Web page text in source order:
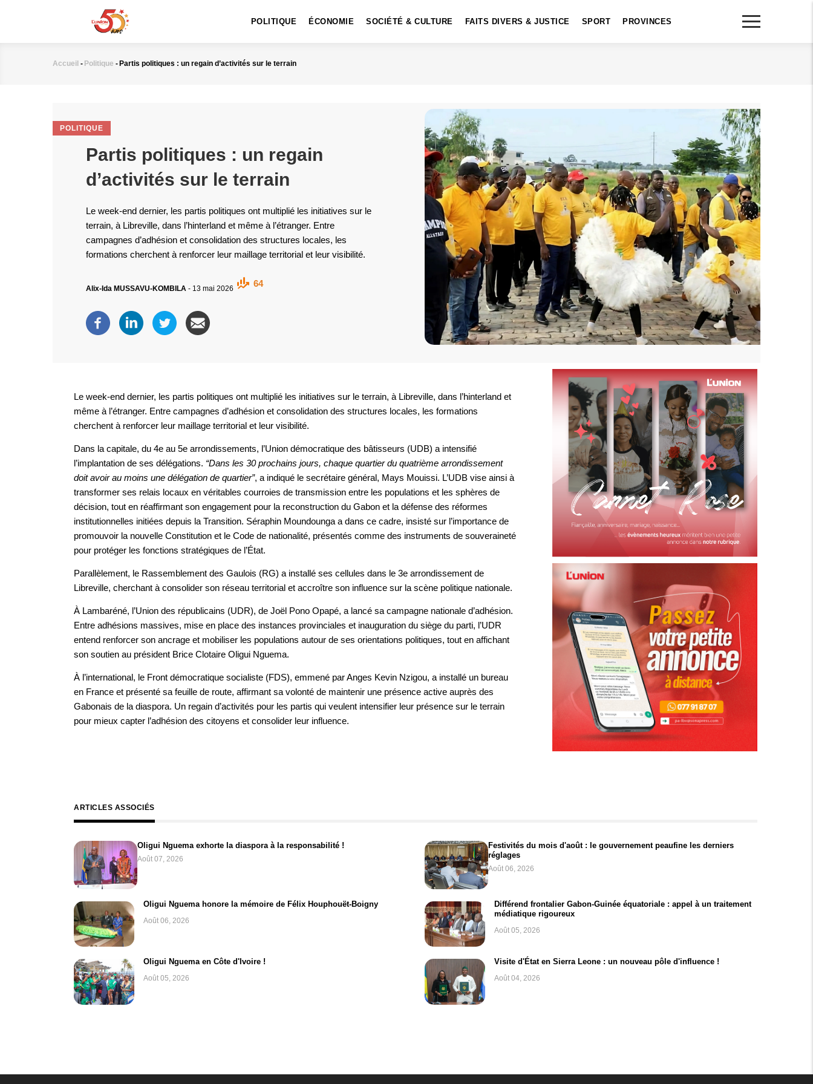
POLITIQUE ÉCONOMIE SOCIÉTÉ & CULTURE FAITS DIVERS & JUSTICE SPORT PROVINCES
Fil
Accueil - Politique - Partis politiques : un regain d’activités sur le terrain
POLITIQUE
Partis politiques : un regain
d’activités sur le terrain
Le week-end dernier, les partis politiques ont multiplié les initiatives sur le
terrain, à Libreville, dans l’hinterland et même à l’étranger. Entre
campagnes d’adhésion et consolidation des structures locales, les
formations cherchent à renforcer leur maillage territorial et leur visibilité.
Alix-Ida MUSSAVU-KOMBILA - 13 mai 2026
64
Le week-end dernier, les partis politiques ont multiplié les initiatives sur le terrain, à Libreville, dans l’hinterland et
même à l’étranger. Entre campagnes d’adhésion et consolidation des structures locales, les formations
cherchent à renforcer leur maillage territorial et leur visibilité.
Dans la capitale, du 4e au 5e arrondissements, l’Union démocratique des bâtisseurs (UDB) a intensifié
l’implantation de ses délégations. “Dans les 30 prochains jours, chaque quartier du quatrième arrondissement
doit avoir au moins une délégation de quartier”, a indiqué le secrétaire général, Mays Mouissi. L’UDB vise ainsi à
transformer ses relais locaux en véritables courroies de transmission entre les populations et les sphères de
décision, tout en réaffirmant son engagement pour la reconstruction du Gabon et la défense des réformes
institutionnelles initiées depuis la Transition. Séraphin Moundounga a dans ce cadre, insisté sur l’importance de
promouvoir la nouvelle Constitution et le Code de nationalité, présentés comme des instruments de souveraineté
pour protéger les fonctions stratégiques de l’État.
Parallèlement, le Rassemblement des Gaulois (RG) a installé ses cellules dans le 3e arrondissement de
Libreville, cherchant à consolider son réseau territorial et accroître son influence sur la scène politique nationale.
À Lambaréné, l’Union des républicains (UDR), de Joël Pono Opapé, a lancé sa campagne nationale d’adhésion.
Entre adhésions massives, mise en place des instances provinciales et inauguration du siège du parti, l’UDR
entend renforcer son ancrage et mobiliser les populations autour de ses orientations politiques, tout en affichant
son soutien au président Brice Clotaire Oligui Nguema.
À l’international, le Front démocratique socialiste (FDS), emmené par Anges Kevin Nzigou, a installé un bureau
en France et présenté sa feuille de route, affirmant sa volonté de maintenir une présence active auprès des
Gabonais de la diaspora. Un regain d’activités pour les partis qui veulent intensifier leur présence sur le terrain
pour mieux capter l’adhésion des citoyens et consolider leur influence.
ARTICLES ASSOCIÉS
Oligui Nguema exhorte la diaspora à la responsabilité !
Août 07, 2026
Festivités du mois d'août : le gouvernement peaufine les derniers
réglages
Août 06, 2026
Oligui Nguema honore la mémoire de Félix Houphouët-Boigny
Août 06, 2026
Différend frontalier Gabon-Guinée équatoriale : appel à un traitement
médiatique rigoureux
Août 05, 2026
Oligui Nguema en Côte d'Ivoire !
Août 05, 2026
Visite d'État en Sierra Leone : un nouveau pôle d'influence !
Août 04, 2026